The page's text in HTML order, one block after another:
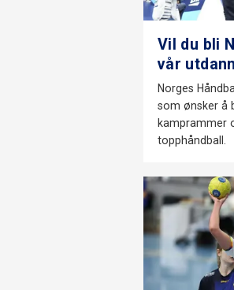
Vil du bli
vår
Norges
som ønsker å
kamprammer
topphåndball.